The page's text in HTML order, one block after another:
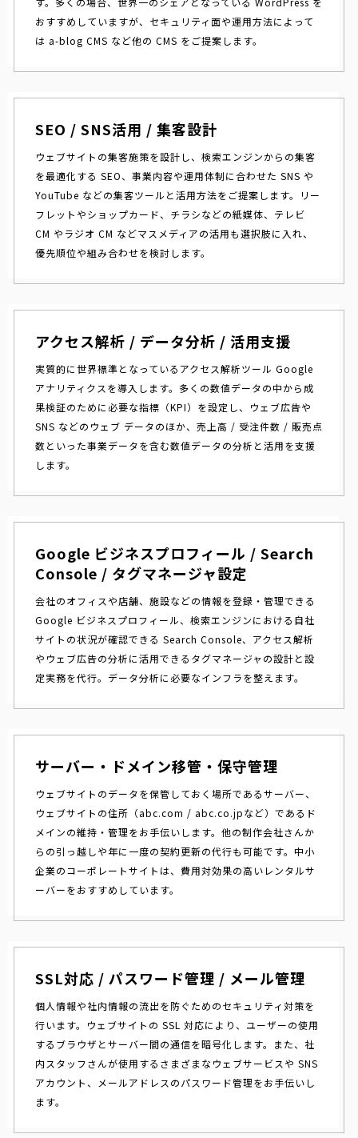
おすすめしていますが、セキュリティ面や運用方法によって
は a-blog CMS など他の CMS をご提案します。
SEO / SNS活用 / 集客設計
ウェブサイトの集客施策を設計し、検索エンジンからの集客
を最適化する SEO、事業内容や運用体制に合わせた SNS や
YouTube などの集客ツールと活用方法をご提案します。リー
フレットやショップカード、チラシなどの紙媒体、テレビ
CM やラジオ CM などマスメディアの活用も選択肢に入れ、
優先順位や組み合わせを検討します。
アクセス解析 / データ分析 / 活用支援
実質的に世界標準となっているアクセス解析ツール Google
アナリティクスを導入します。多くの数値データの中から成
果検証のために必要な指標（KPI）を設定し、ウェブ広告や
SNS などのウェブ データのほか、売上高 / 受注件数 / 販売点
数といった事業データを含む数値データの分析と活用を支援
します。
Google ビジネスプロフィール / Search
Console / タグマネージャ設定
会社のオフィスや店舗、施設などの情報を登録・管理できる
Google ビジネスプロフィール、検索エンジンにおける自社
サイトの状況が確認できる Search Console、アクセス解析
やウェブ広告の分析に活用できるタグマネージャの設計と設
定実務を代行。データ分析に必要なインフラを整えます。
サーバー・ドメイン移管・保守管理
ウェブサイトのデータを保管しておく場所であるサーバー、
ウェブサイトの住所（abc.com / abc.co.jpなど）であるド
メインの維持・管理をお手伝いします。他の制作会社さんか
らの引っ越しや年に一度の契約更新の代行も可能です。中小
企業のコーポレートサイトは、費用対効果の高いレンタルサ
ーバーをおすすめしています。
SSL対応 / パスワード管理 / メール管理
個人情報や社内情報の流出を防ぐためのセキュリティ対策を
行います。ウェブサイトの SSL 対応により、ユーザーの使用
するブラウザとサーバー間の通信を暗号化します。また、社
内スタッフさんが使用するさまざまなウェブサービスや SNS
アカウント、メールアドレスのパスワード管理をお手伝いし
ます。